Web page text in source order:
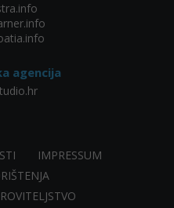
agencija
IMPRESSUM